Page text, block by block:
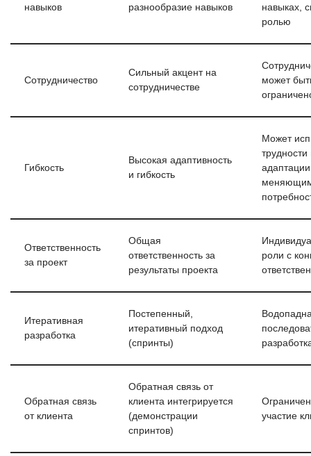
навыков
разнообразие навыков
навыках,
ролью
Сотрудничество
Сильный акцент на
сотрудничестве
может
Гибкость
Высокая адаптивность
и гибкость
Может
трудности
адаптации
Ответственность
за проект
Общая
ответственность за
результаты проекта
роли с
Итеративная
разработка
Постепенный,
итеративный подход
(спринты)
Обратная связь
от клиента
Обратная связь от
клиента интегрируется
(демонстрации
спринтов)
участие